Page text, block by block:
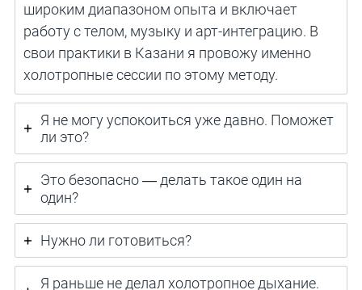
широким диапазоном опыта и включает
работу с телом, музыку и арт-интеграцию. В
свои практики в Казани я провожу именно
холотропные сессии по этому методу.
Я не могу успокоиться уже давно. Поможет
ли это?
Это безопасно — делать такое один на
один?
Нужно ли готовиться?
Я раньше не делал холотропное дыхание.